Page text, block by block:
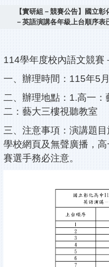
【實研組－競賽公告】國立
－英語演講各年級上台順序表
114學年度校內語文競賽
一、辦理時間：115年5
二、辦理地點：1.高一
二：藝大三樓視聽教室
三、注意事項：演講題目
學校網頁及無聲廣播，
賽選手務必注意。